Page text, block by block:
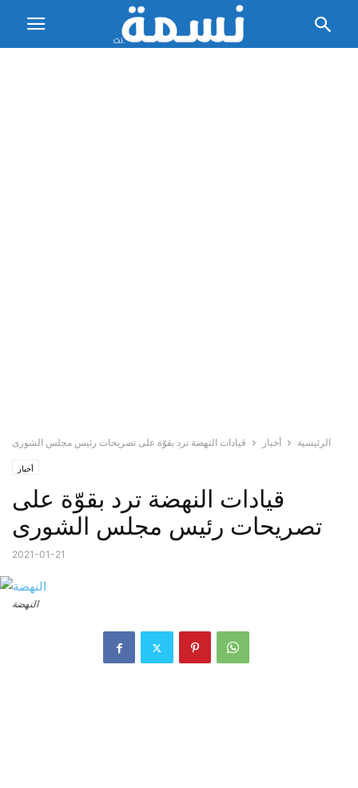
الرئيسية أخبار قيادات النهضة ترد بقوّة على تصريحات رئيس مجلس الشورى
أخبار
قيادات النهضة ترد بقوّة على
تصريحات رئيس مجلس الشورى
2021-01-21
النهضة